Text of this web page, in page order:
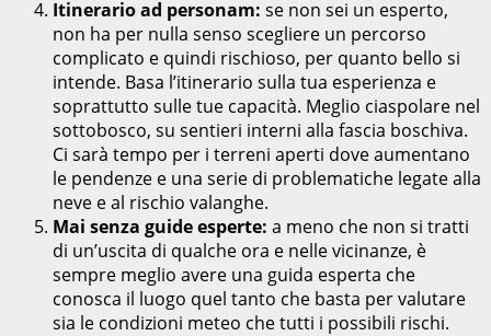
Itinerario ad personam: se non sei un esperto,
non ha per nulla senso scegliere un percorso
complicato e quindi rischioso, per quanto bello si
intende. Basa l’itinerario sulla tua esperienza e
soprattutto sulle tue capacità. Meglio ciaspolare nel
sottobosco, su sentieri interni alla fascia boschiva.
Ci sarà tempo per i terreni aperti dove aumentano
le pendenze e una serie di problematiche legate alla
neve e al rischio valanghe.
Mai senza guide esperte: a meno che non si tratti
di un’uscita di qualche ora e nelle vicinanze, è
sempre meglio avere una guida esperta che
conosca il luogo quel tanto che basta per valutare
sia le condizioni meteo che tutti i possibili rischi.